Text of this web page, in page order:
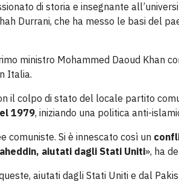
di storia e insegnante
Durrani, che ha messo le basi del
ministro Mohammed Daoud Khan
Italia.
il colpo di stato del locale partito
1979, iniziando una politica anti-
comuniste. Si è innescato così un
aiutati dagli Stati Uniti», ha
aiutati dagli Stati Uniti e dal